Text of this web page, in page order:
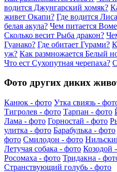
водится Джунгарский хомяк?
живет Окапи? Где водится
белая акула? Чем питается
Сколько весит Рыба дракон?
Гуанако? Где обитает Гурами?
уж? Как размножается Белый
Что ест Сухопутная черепаха?
Фото других диких
Канюк - фото Утка свиязь -
Тигролев - фото Тарпан - фото
Лама - фото Горностай - фото
улитка - фото Барабулька - фото
фото Смилодон - фото
Летучая собака - фото Козодой
Росомаха - фото Тридакна -
Странствующий голубь - фото